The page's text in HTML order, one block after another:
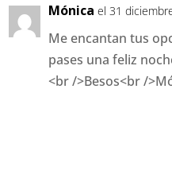
Mónica el 31
Me encantan tus
pases una feliz
<br />Besos<br /